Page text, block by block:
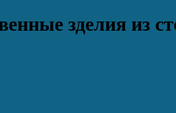
зделия из